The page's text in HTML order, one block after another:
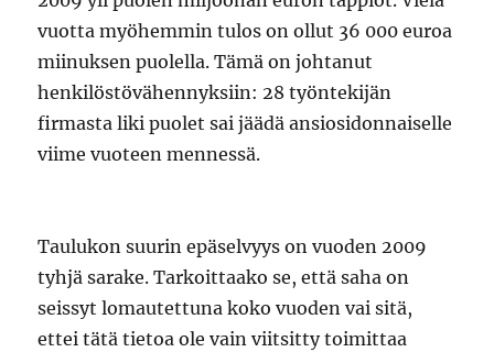
vuotta myöhemmin tulos on ollut 36 000 euroa
miinuksen puolella. Tämä on johtanut
henkilöstövähennyksiin: 28 työntekijän
firmasta liki puolet sai jäädä ansiosidonnaiselle
viime vuoteen mennessä.
Taulukon suurin epäselvyys on vuoden 2009
tyhjä sarake. Tarkoittaako se, että saha on
seissyt lomautettuna koko vuoden vai sitä,
ettei tätä tietoa ole vain viitsitty toimittaa